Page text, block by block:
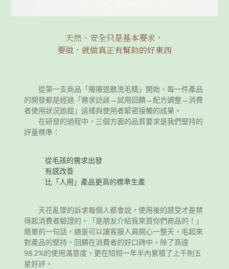
天然、安全只是基本要求，
要做，就做真正有幫助的好東西
從第一支商品「癢癢退散洗毛精」開始，每一件產品
的開發都是經過「需求訪談→試用回饋→配方調整→消費
者使用狀況追蹤」這樣與使用者緊密接觸的成果。
在研發的過程中，三個方面的品質要求是我們堅持的
評量標準：
˙從毛孩的需求出發
˙有感改善
˙比「人用」產品更高的標準生產
天花亂墜的訴求每個人都會說，使用後的感受才是禁
得起消費者驗證的。「是朋友介紹我來買你們商品的！」
簡單的一句話，總是可以讓客服人員開心一整天，毛起來
對產品的堅持，回饋在消費者的好口碑中，除了高達
98.2%的使用滿意度，更在短短一年半內累積了上千則五
星好評。